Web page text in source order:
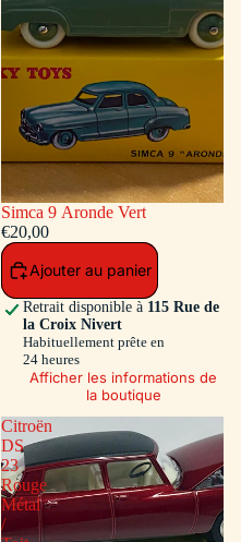
Simca 9 Aronde Vert
€20,00
Ajouter au panier
Retrait disponible à 115 Rue de
la Croix Nivert
Habituellement prête en
24 heures
Afficher les informations de
la boutique
Citroën
DS
23
Rouge
Métal
/